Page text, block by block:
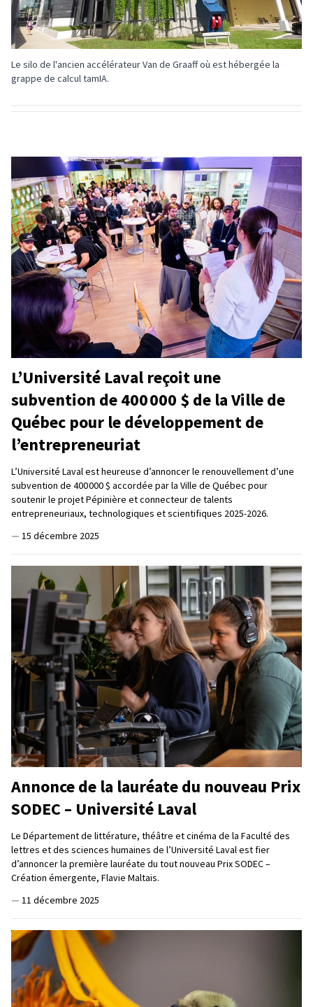
Le silo de l'ancien accélérateur Van de Graaff où est hébergée la
grappe de calcul tamIA.
L’Université Laval reçoit une
subvention de 400 000 $ de la Ville de
Québec pour le développement de
l’entrepreneuriat
L’Université Laval est heureuse d’annoncer le renouvellement d’une
subvention de 400 000 $ accordée par la Ville de Québec pour
soutenir le projet Pépinière et connecteur de talents
entrepreneuriaux, technologiques et scientifiques 2025-2026.
— 15 décembre 2025
Annonce de la lauréate du nouveau Prix
SODEC – Université Laval
Le Département de littérature, théâtre et cinéma de la Faculté des
lettres et des sciences humaines de l’Université Laval est fier
d’annoncer la première lauréate du tout nouveau Prix SODEC –
Création émergente, Flavie Maltais.
— 11 décembre 2025